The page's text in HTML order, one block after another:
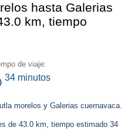
hasta Galerias
km, tiempo
de viaje:
34 minutos
morelos y Galerias cuernavaca.
de 43.0 km, tiempo estimado 34